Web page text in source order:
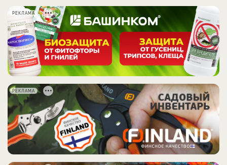
РЕКЛАМА
РЕКЛАМА